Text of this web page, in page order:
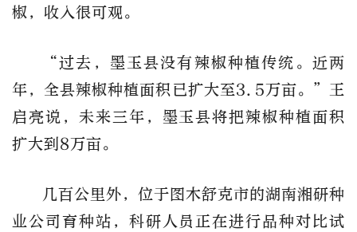
椒，收入很可观。
“过去，墨玉县没有辣椒种植传统。近两
年，全县辣椒种植面积已扩大至3.5万亩。”王
启亮说，未来三年，墨玉县将把辣椒种植面积
扩大到8万亩。
几百公里外，位于图木舒克市的湖南湘研种
业公司育种站，科研人员正在进行品种对比试